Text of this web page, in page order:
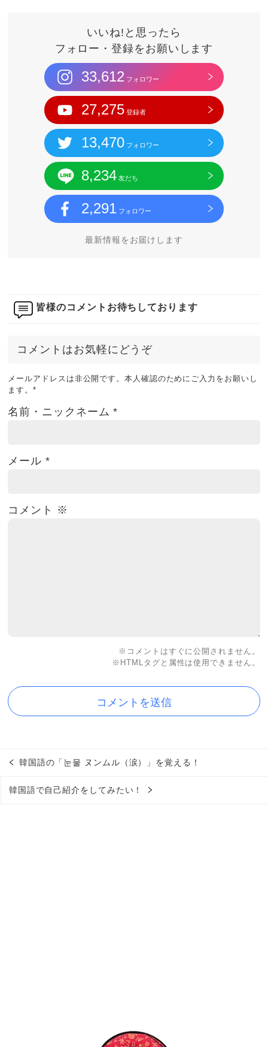
いいね!と思ったら
フォロー・登録をお願いします
33,612 フォロワー
27,275 登録者
13,470 フォロワー
8,234 友だち
2,291 フォロワー
最新情報をお届けします
皆様のコメントお待ちしております
コメントはお気軽にどうぞ
メールアドレスは非公開です。本人確認のためにご入力をお願いし
ます。*
名前・ニックネーム*
メール*
コメント ※
※コメントはすぐに公開されません。
※HTMLタグと属性は使用できません。
韓国語の「눈물 ヌンムル（涙）」を覚える！
韓国語で自己紹介をしてみたい！